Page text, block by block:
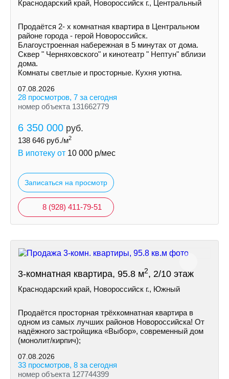
Краснодарский край, Новороссийск г., Центральный
Продаётся 2- х комнатная квартира в Центральном
районе города - герой Новороссийск.
Благоустроенная набережная в 5 минутах от дома.
Сквер " Черняховского" и кинотеатр " Нептун" вблизи
дома.
Комнаты светлые и просторные. Кухня уютна.
07.08.2026
28 просмотров, 7 за сегодня
номер объекта 131662779
6 350 000 руб.
138 646 руб./м2
В ипотеку от 10 000 р/мес
Записаться на просмотр
8 (928) 411-79-51
3-комнатная квартира, 95.8 м2, 2/10 этаж
Краснодарский край, Новороссийск г., Южный
Продаётся просторная трёхкомнатная квартира в
одном из самых лучших районов Новороссийска! От
надёжного застройщика «Выбор», современный дом
(монолит/кирпич);
07.08.2026
33 просмотров, 8 за сегодня
номер объекта 127744399